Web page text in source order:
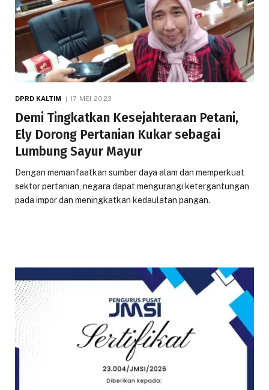
DPRD KALTIM 17 MEI 2023
Demi Tingkatkan Kesejahteraan Petani,
Ely Dorong Pertanian Kukar sebagai
Lumbung Sayur Mayur
Dengan memanfaatkan sumber daya alam dan memperkuat
sektor pertanian, negara dapat mengurangi ketergantungan
pada impor dan meningkatkan kedaulatan pangan.